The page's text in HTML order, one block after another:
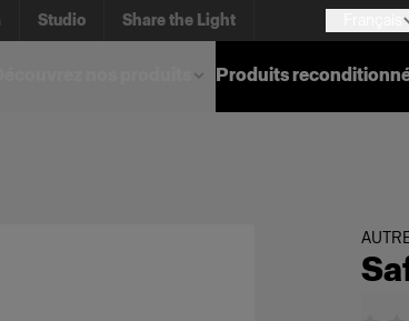
Studio Share the Light
Produits